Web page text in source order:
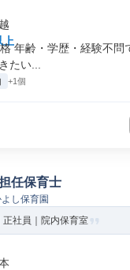
上
年齢・学歴・経験不問
たい...
+1個
任保育士
し保育園
社員｜院内保育室